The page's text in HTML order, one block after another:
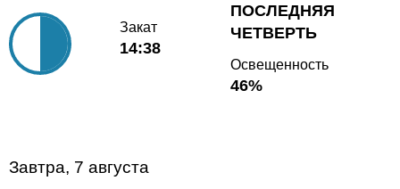
Закат
14:38
ПОСЛЕДНЯЯ
ЧЕТВЕРТЬ
Освещенность
46%
Завтра, 7 августа